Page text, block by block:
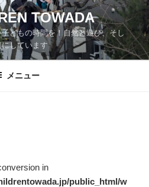
TOWADA
どもの時間を！自然と遊び、そし
しています
メニュー
in
public_html/w